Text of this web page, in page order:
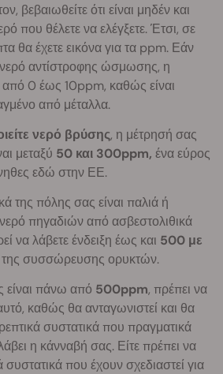
βεβαιωθείτε ότι είναι μηδέν και
που θέλετε να ελέγξετε. Έτσι, σε
θα έχετε εικόνα για τα ppm. Εάν
νερό αντίστροφης ώσμωσης, η
από 0 έως 10ppm, καθώς είναι
από μέταλλα.
νερό βρύσης, η μέτρησή σας
μεταξύ 50 και 300ppm, ένα εύρος
εδώ στην ΕΕ.
της πόλης σας είναι παλιά ή
νερό πηγαδιών από ασβεστολιθικά
να λάβετε ένδειξη έως και 500 με
συσσώρευσης ορυκτών.
είναι πάνω από 500ppm, πρέπει να
καθώς θα ανταγωνιστεί και θα
συστατικά που πραγματικά
η κάνναβή σας. Είτε πρέπει να
συστατικά που έχουν σχεδιαστεί για